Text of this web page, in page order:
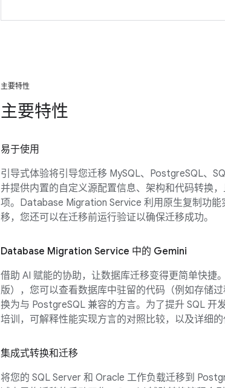
主要特性
主要特性
易于使用
引导式体验将引导您迁移 MySQL、PostgreSQL、
并提供内置的自定义源配置信息、架构和代码转换
项。Database Migration Service 利用原生复制功
移，您还可以在迁移前运行验证以确保迁移成功。
Database Migration Service 中的 Gemini
借助 AI 赋能的协助，让数据库迁移变得更简单快捷
版），您可以查看数据库中驻留的代码（例如存储
换为与 PostgreSQL 兼容的方言。为了提升 SQL 开
培训，可解释性能实现方言的对照比较，以及详细的
集成式转换和迁移
将您的 SQL Server 和 Oracle 工作负载迁移到